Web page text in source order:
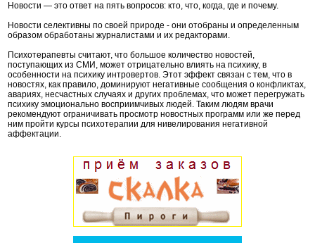
Новости — это ответ на пять вопросов: кто, что, когда, где и почему.
Новости селективны по своей природе - они отобраны и определенным
образом обработаны журналистами и их редакторами.
Психотерапевты считают, что большое количество новостей,
поступающих из СМИ, может отрицательно влиять на психику, в
особенности на психику интровертов. Этот эффект связан с тем, что в
новостях, как правило, доминируют негативные сообщения о конфликтах,
авариях, несчастных случаях и других проблемах, что может перегружать
психику эмоционально восприимчивых людей. Таким людям врачи
рекомендуют ограничивать просмотр новостных программ или же перед
ним пройти курсы психотерапии для нивелирования негативной
аффектации.